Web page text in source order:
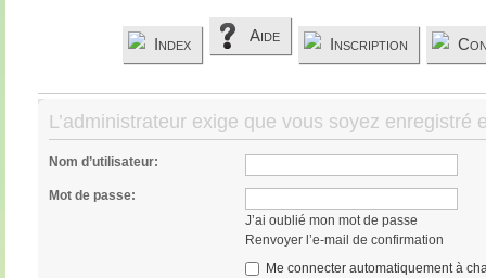
Index Aide Inscription
L’administrateur exige que vous soyez
Nom d’utilisateur:
Mot de passe:
J’ai oublié mon mot de passe
Renvoyer l’e-mail de confirmation
Me connecter automatiquement à